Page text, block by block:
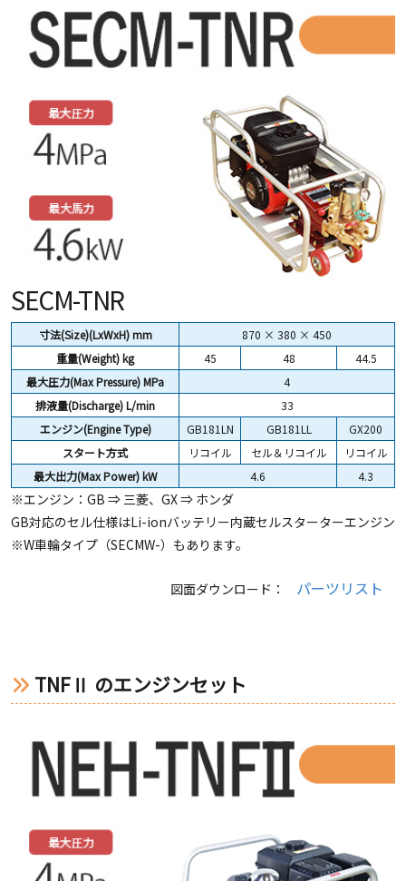
SECM-TNR
寸法(Size)(LxWxH) mm
870 × 380 × 450
重量(Weight)kg 45 48
44.5
最大圧力(Max Pressure) MPa
4
排液量(Discharge) L/min
33
エンジン(Engine Type)
GB181LN GB181LL
GX200
スタート方式
リコイル セル＆リコイル
リコイル
最大出力(Max Power) kW
4.6 4.3
※エンジン：GB ⇒ 三菱、GX ⇒ ホンダ
GB対応のセル仕様はLi-ionバッテリー内蔵セルスターターエンジン
※W車輪タイプ（SECMW-）もあります。
図面ダウンロード： パーツリスト
TNFⅡ のエンジンセット